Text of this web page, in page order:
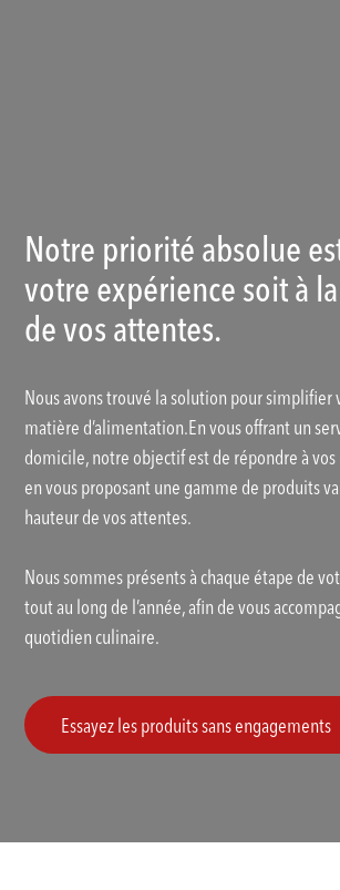
Notre priorité absolue
votre expérience soit à
de vos attentes.
Nous avons trouvé la solution pour
matière d’alimentation.En vous offrant un
domicile, notre objectif est de répondre à
en vous proposant une gamme de produits
hauteur de vos attentes.
Nous sommes présents à chaque étape de
tout au long de l’année, afin de vous
quotidien culinaire.
Essayez les produits sans engagements